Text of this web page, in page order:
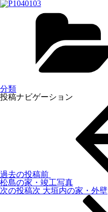
分類
投稿ナビゲーション
過去の投稿前
松島の家・竣工写真
次の投稿次 大垣内の家・外壁